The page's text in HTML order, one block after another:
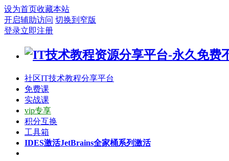
设为首页收藏本站
开启辅助访问 切换到窄版
登录立即注册
社区IT技术教程分享平台
免费课
实战课
vip专享
积分互换
工具箱
IDES激活JetBrains全家桶系列激活